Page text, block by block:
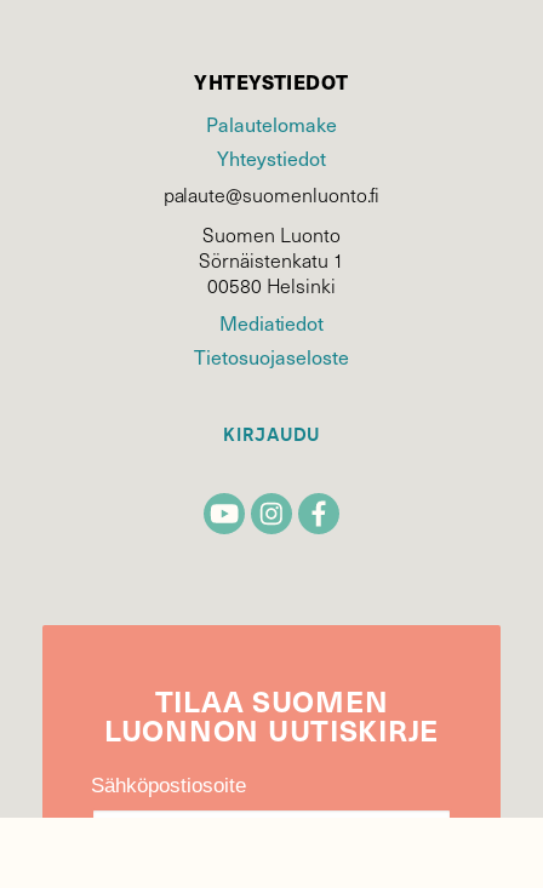
YHTEYSTIEDOT
Palautelomake
Yhteystiedot
palaute@suomenluonto.fi
Suomen Luonto
Sörnäistenkatu 1
00580 Helsinki
Mediatiedot
Tietosuojaseloste
KIRJAUDU
TILAA SUOMEN
LUONNON UUTIS­KIRJE
Sähköpostiosoite